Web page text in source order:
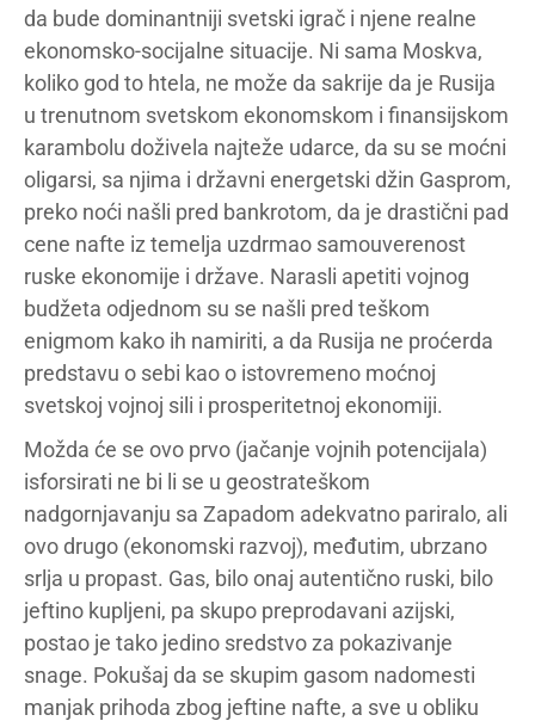
da bude dominantniji svetski igrač i njene realne
ekonomsko-socijalne situacije. Ni sama Moskva,
koliko god to htela, ne može da sakrije da je Rusija
u trenutnom svetskom ekonomskom i finansijskom
karambolu doživela najteže udarce, da su se moćni
oligarsi, sa njima i državni energetski džin Gasprom,
preko noći našli pred bankrotom, da je drastični pad
cene nafte iz temelja uzdrmao samouverenost
ruske ekonomije i države. Narasli apetiti vojnog
budžeta odjednom su se našli pred teškom
enigmom kako ih namiriti, a da Rusija ne proćerda
predstavu o sebi kao o istovremeno moćnoj
svetskoj vojnoj sili i prosperitetnoj ekonomiji.
Možda će se ovo prvo (jačanje vojnih potencijala)
isforsirati ne bi li se u geostrateškom
nadgornjavanju sa Zapadom adekvatno pariralo, ali
ovo drugo (ekonomski razvoj), međutim, ubrzano
srlja u propast. Gas, bilo onaj autentično ruski, bilo
jeftino kupljeni, pa skupo preprodavani azijski,
postao je tako jedino sredstvo za pokazivanje
snage. Pokušaj da se skupim gasom nadomesti
manjak prihoda zbog jeftine nafte, a sve u obliku